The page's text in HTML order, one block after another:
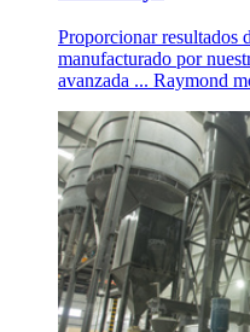
Proporcionar resultados
manufacturado por
avanzada ... Raymond